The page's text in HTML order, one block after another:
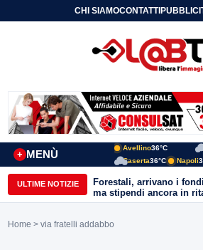
CHI SIAMOCONTATTI
MENÙ
+
Avellino36°C
Caserta36°C Napoli
ULTIME NOTIZIE
Forestali, arrivano i
ma stipendi ancora in
più sostenibile”
Home > via fratelli addabbo